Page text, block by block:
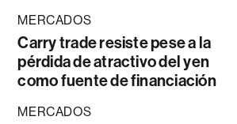
MERCADOS
Carry trade resiste pese a la
pérdida de atractivo del yen
como fuente de financiación
MERCADOS